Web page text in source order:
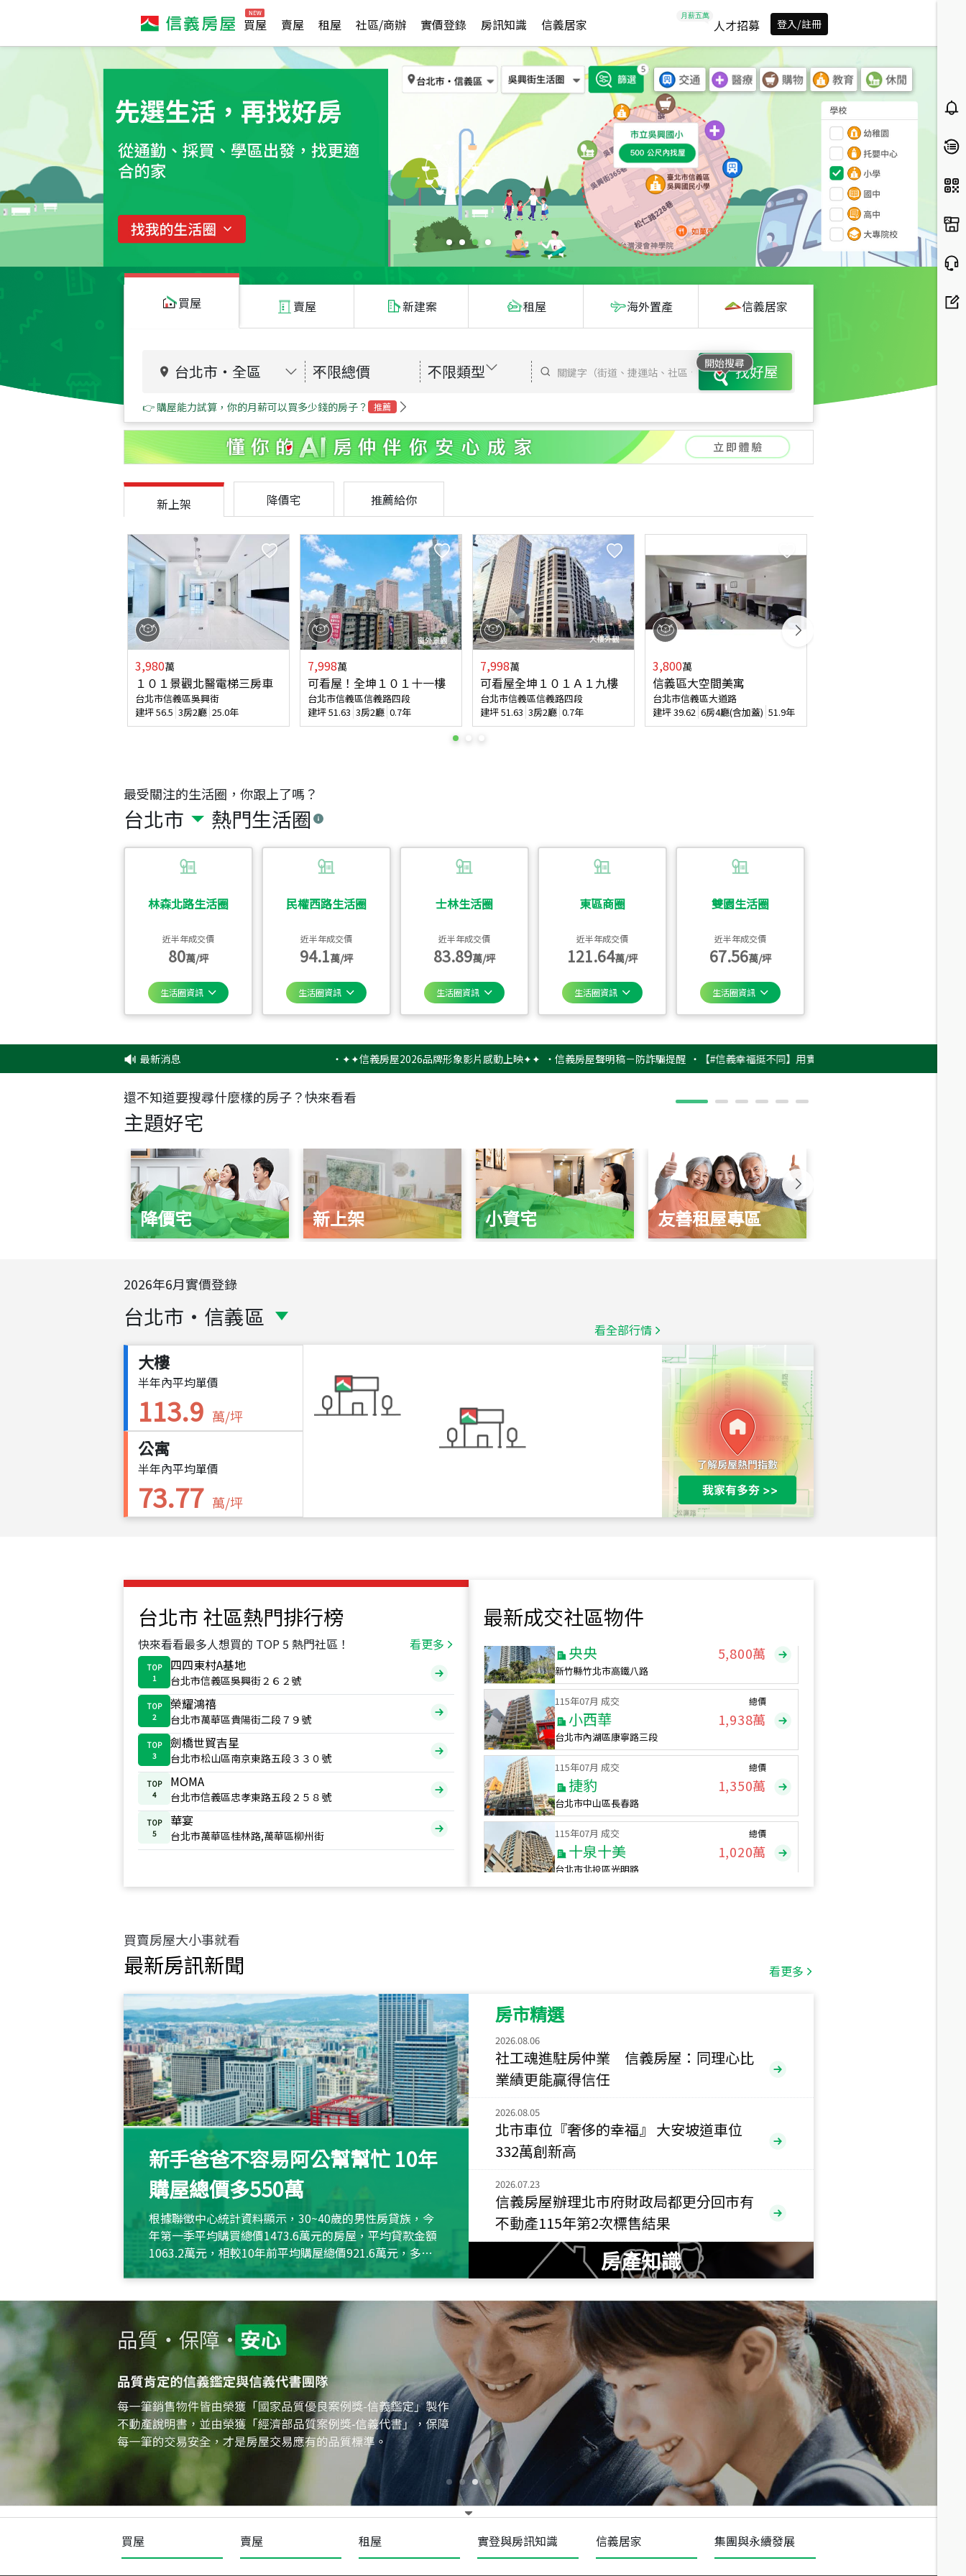
買屋 賣屋 租屋 社區/商辦 實價登錄 房訊知識 信義居家 人才招募 登入/註冊
買屋 賣屋 新建案 租屋 海外置產 信義居家
台北市 ・ 全區 不限總價 不限類型 開始搜尋找好屋
👉 購屋能力試算，你的月薪可以買多少錢的房子？ 推薦
最受關注的生活圈，你跟上了嗎？
台北市 熱門生活圈
林森北路生活圈
近半年成交價
80萬/坪
生活圈資訊
民權西路生活圈
近半年成交價
94.1萬/坪
生活圈資訊
士林生活圈
近半年成交價
83.89萬/坪
生活圈資訊
東區商圈
近半年成交價
121.64萬/坪
生活圈資訊
雙園生活圈
近半年成交價
67.56萬/坪
生活圈資訊
新上架 降價宅 推薦給你
3,980萬
１０１景觀北醫電梯三房車
台北市信義區吳興街
建坪56.5 3房2廳 25.0年
7,998萬
可看屋！全坤１０１十一樓
台北市信義區信義路四段
建坪51.63 3房2廳 0.7年
7,998萬
可看屋全坤１０１Ａ１九樓
台北市信義區信義路四段
建坪51.63 3房2廳 0.7年
3,800萬
信義區大空間美寓
台北市信義區大道路
建坪39.62 6房4廳(含加蓋) 51.9年
最新消息 ✦✦信義房屋2026品牌形象影片感動上映✦✦ ‧信義房屋聲明稿－防詐騙提醒 ‧【#信義幸福挺不同】用實力，讓升職免抽號碼牌！最新雇主品牌
還不知道要搜尋什麼樣的房子？快來看看
主題好宅
降價宅 新上架 小資宅 友善租屋專區
2026年6月實價登錄
台北市 ・ 信義區 看全部行情
大樓
半年內平均單價
113.9 萬/坪
公寓
半年內平均單價
73.77 萬/坪
台北市 社區熱門排行榜
快來看看最多人想買的 TOP 5 熱門社區！ 看更多
TOP
1
四四東村A基地
台北市信義區吳興街２６２號
TOP
2
榮耀鴻禧
台北市萬華區貴陽街二段７９號
TOP
3
劍橋世貿吉星
台北市松山區南京東路五段３３０號
TOP
4
MOMA
台北市信義區忠孝東路五段２５８號
TOP
5
華宴
台北市萬華區桂林路,萬華區柳州街
最新成交社區物件
台北市中山區長春路
1,020萬
總價
490萬
新竹市新竹市慈祥路
總價
1,808萬
115年07月 成交
新竹縣竹北市高鐵八路
115年07月 成交
小西華
台北市內湖區康寧路三段
總價
1,938萬
115年07月 成交
捷豹
台北市中山區長春路
總價
1,350萬
115年07月 成交
十泉十美
台北市北投區光明路
總價
1,020萬
115
新北市永和區環河西路二段
115年07月 成交
央央 5,800萬
115年
小西華 1,938萬
115 年07 月 成交
捷豹
台北市中山區長春路
115年07月 成交
十泉十美
台北市北投區光明路
總價
1,020萬
年 07月 成交
四維天廈
新竹市新竹市四維路
總價
490萬
115 月 成交
菁英典藏
新竹市新竹市慈祥路
1,808
買賣房屋大小事就看
最新房訊新聞 看更多
新手爸爸不容易阿公幫幫忙 10年
購屋總價多550萬
根據聯徵中心統計資料顯示，30~40歲的男性房貸族，今
年第一季平均購買總價1473.6萬元的房屋，平均貸款金額
1063.2萬元，相較10年前平均購屋總價921.6萬元，多出
約550萬元，且貸款金額也多
房市精選
2026.08.06
社工魂進駐房仲業 信義房屋：同理心比
業績更能贏得信任
2026.08.05
北市車位『奢侈的幸福』 大安坡道車位
332萬創新高
2026.07.23
信義房屋辦理北市府財政局都更分回市有
不動產115年第2次標售結果
房產知識
買屋 賣屋 租屋 實登與房訊知識 信義居家 集團與永續發展